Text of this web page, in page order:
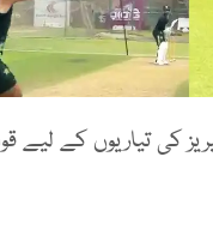
کی تیاریوں کے لیے